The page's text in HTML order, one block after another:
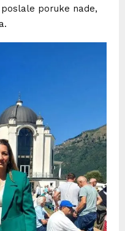
poruke nade,